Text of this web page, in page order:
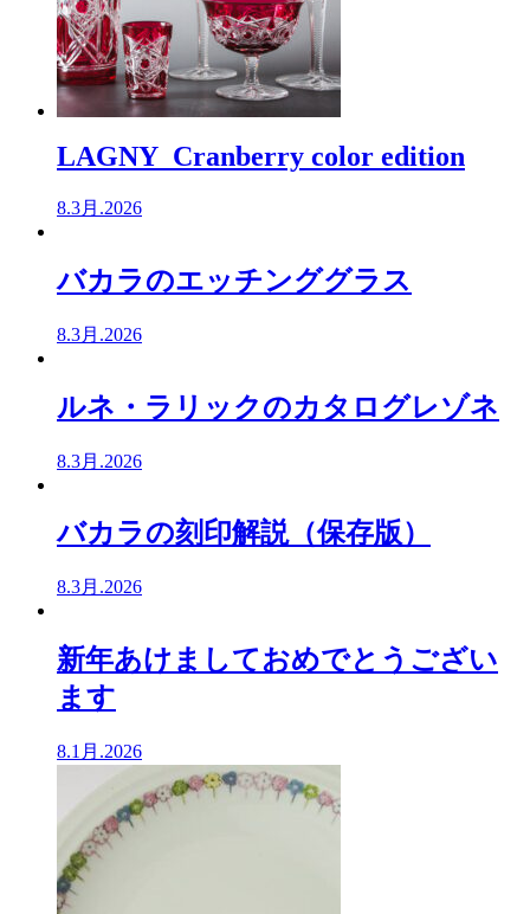
LAGNY Cranberry color edition
8.3月.2026
バカラのエッチンググラス
8.3月.2026
ルネ・ラリックのカタログレゾネ
8.3月.2026
バカラの刻印解説（保存版）
8.3月.2026
新年あけましておめでとうござい
ます
8.1月.2026